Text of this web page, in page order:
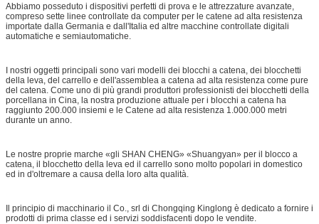
Abbiamo posseduto i dispositivi perfetti di prova e le attrezzature avanzate,
compreso sette linee controllate da computer per le catene ad alta resistenza
importate dalla Germania e dall'Italia ed altre macchine controllate digitali
automatiche e semiautomatiche.
I nostri oggetti principali sono vari modelli dei blocchi a catena, dei blocchetti
della leva, del carrello e dell'assemblea a catena ad alta resistenza come pure
del catena. Come uno di più grandi produttori professionisti dei blocchetti della
porcellana in Cina, la nostra produzione attuale per i blocchi a catena ha
raggiunto 200.000 insiemi e le Catene ad alta resistenza 1.000.000 metri
durante un anno.
Le nostre proprie marche «gli SHAN CHENG» «Shuangyan» per il blocco a
catena, il blocchetto della leva ed il carrello sono molto popolari in domestico
ed in d'oltremare a causa della loro alta qualità.
Il principio di macchinario il Co., srl di Chongqing Kinglong è dedicato a fornire i
prodotti di prima classe ed i servizi soddisfacenti dopo le vendite.